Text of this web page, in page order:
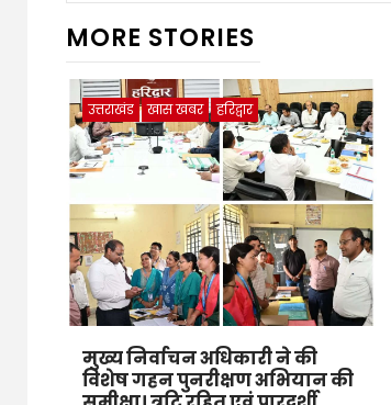
MORE STORIES
उत्तराखंड खास खबर हरिद्वार
मुख्य निर्वाचन अधिकारी ने की
विशेष गहन पुनरीक्षण अभियान की